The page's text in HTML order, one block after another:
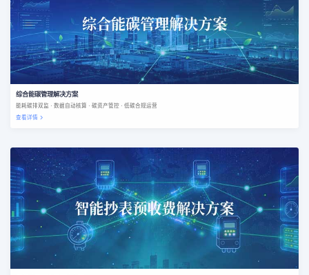
综合能碳管理解决方案
能耗碳排双监 · 数据自动核算 · 碳资产管控 · 低碳合规运营
查看详情